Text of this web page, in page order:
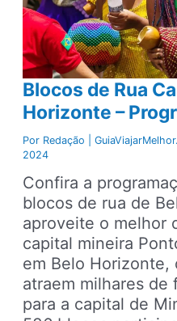
Blocos de Rua
Horizonte –
Por Redação |
2024
Confira a
blocos de rua de
aproveite o melhor
capital mineira
em Belo Horizonte,
atraem milhares de
para a capital de